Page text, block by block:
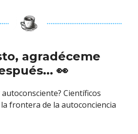
agradéceme
👀
Científicos
frontera de la autoconciencia